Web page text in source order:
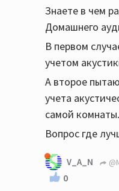
Знаете в чем
Домашнего
В первом
учетом
А второе
учета
самой комнаты.
Вопрос где
V_A_N
0